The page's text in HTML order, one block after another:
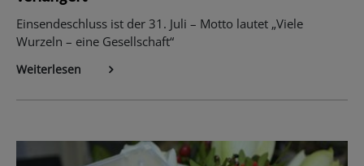
Einsendeschluss ist der 31. Juli – Motto lautet „Viele
Wurzeln – eine Gesellschaft“
Weiterlesen